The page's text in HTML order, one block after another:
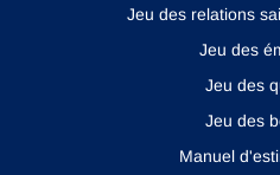
Jeu des relations
Jeu des
Jeu des
Jeu des
Manuel